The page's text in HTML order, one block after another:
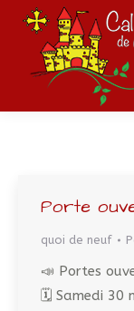
Porte
quoi de neuf
📣 Portes
🗓️ Samedi 30